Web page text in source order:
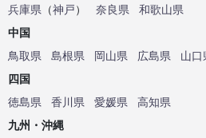
兵庫県 （神戸） 奈良県
和歌山県
中国
鳥取県
島根県 岡山県 広島県
山口
四国
徳島県
香川県 愛媛県
高知県
九州・沖縄